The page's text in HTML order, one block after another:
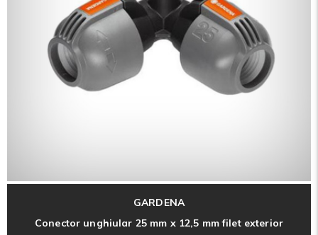
GARDENA
Conector unghiular 25 mm x 12,5 mm filet exterior